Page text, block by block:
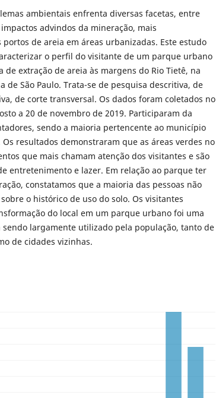
ambientais enfrenta diversas facetas, entre
advindos da mineração, mais
de areia em áreas urbanizadas. Este estudo
o perfil do visitante de um parque urbano
de extração de areia às margens do Rio Tietê, na
de São Paulo. Trata-se de pesquisa descritiva, de
de corte transversal. Os dados foram coletados no
a 20 de novembro de 2019. Participaram da
sendo a maioria pertencente ao município
resultados demonstraram que as áreas verdes no
que mais chamam atenção dos visitantes e são
entretenimento e lazer. Em relação ao parque ter
constatamos que a maioria das pessoas não
o histórico de uso do solo. Os visitantes
do local em um parque urbano foi uma
sendo largamente utilizado pela população, tanto de
de cidades vizinhas.